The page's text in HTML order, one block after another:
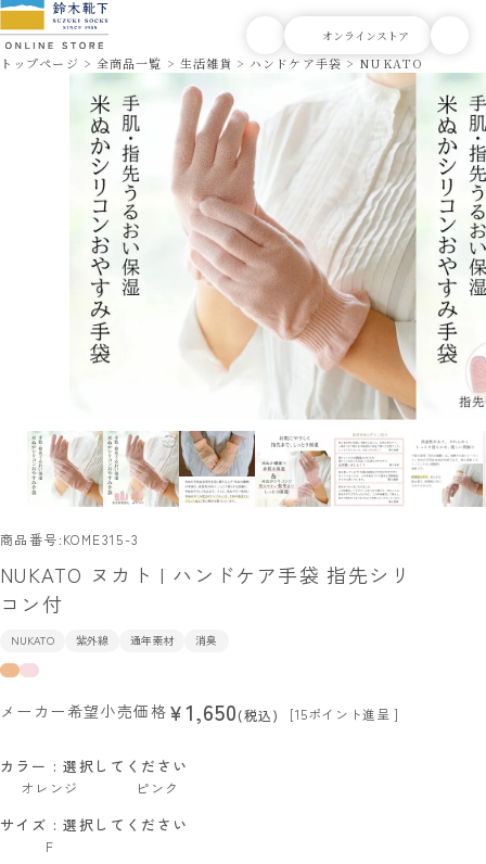
トップページ 全商品一覧 生活雑貨 ハンドケア手袋 NUKATO ヌカト |
商品番号 KOME315-3
NUKATO ヌカト | ハンドケア手袋 指先シリ
コン付
NUKATO 紫外線 通年素材 消臭
メーカー希望小売価格 ¥1,650 税込 [15ポイント進呈 ]
サイズ 選択してください
F
カラー 選択してください
オレンジ ピンク